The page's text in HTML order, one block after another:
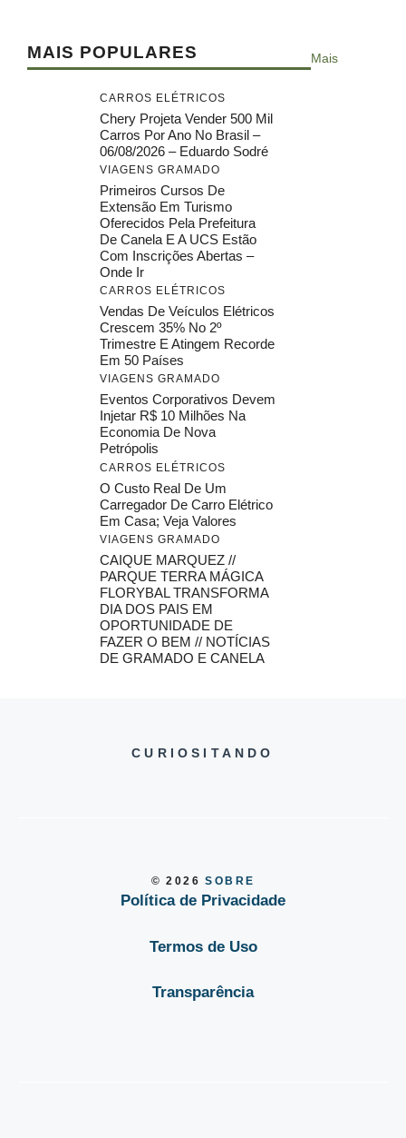
MAIS POPULARES Mais
CARROS ELÉTRICOS
Chery Projeta Vender 500 Mil
Carros Por Ano No Brasil –
06/08/2026 – Eduardo Sodré
VIAGENS GRAMADO
Primeiros Cursos De
Extensão Em Turismo
Oferecidos Pela Prefeitura
De Canela E A UCS Estão
Com Inscrições Abertas –
Onde Ir
CARROS ELÉTRICOS
Vendas De Veículos Elétricos
Crescem 35% No 2º
Trimestre E Atingem Recorde
Em 50 Países
VIAGENS GRAMADO
Eventos Corporativos Devem
Injetar R$ 10 Milhões Na
Economia De Nova
Petrópolis
CARROS ELÉTRICOS
O Custo Real De Um
Carregador De Carro Elétrico
Em Casa; Veja Valores
VIAGENS GRAMADO
CAIQUE MARQUEZ //
PARQUE TERRA MÁGICA
FLORYBAL TRANSFORMA
DIA DOS PAIS EM
OPORTUNIDADE DE
FAZER O BEM // NOTÍCIAS
DE GRAMADO E CANELA
CURIOSITANDO
© 2026SOBRE
Política de Privacidade
Termos de Uso
Transparência